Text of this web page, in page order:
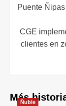
Puente
CGE
clientes en
Más
Ñuble